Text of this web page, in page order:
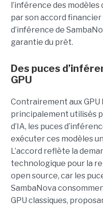
l’inférence des modèles
par son accord financier
d’inférence de
garantie du prêt.
Des puces
GPU
Contrairement aux GPU
principalement utilisés
d’IA, les puces
exécuter ces modèles
L’accord reflète la
technologique pour la
open source, car les
SambaNova
GPU classiques,